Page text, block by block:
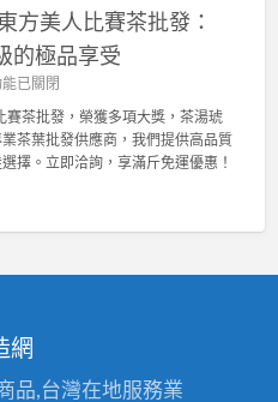
方美人比賽茶批發：
的極品享受
已關閉
茶批發，榮獲多項大獎，茶湯琥
茶葉批發供應商，我們提供高品質
擇。立即洽詢，享滿斤免運優惠！
網
品,台灣在地服務業